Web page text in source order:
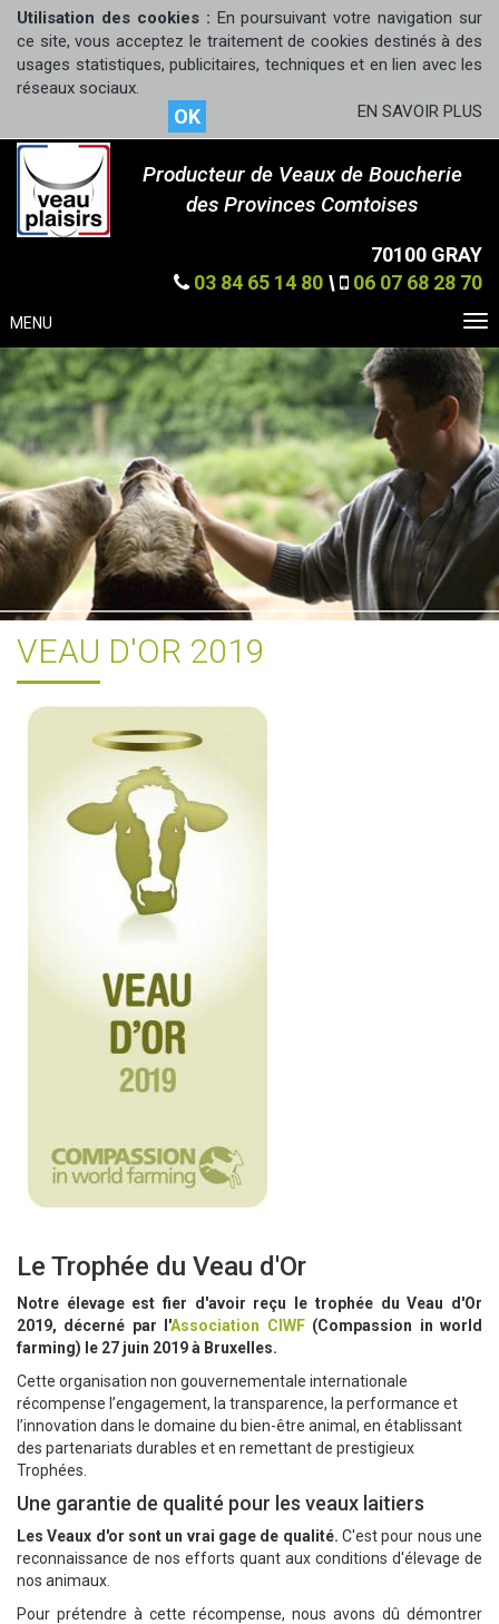
Utilisation des cookies : En poursuivant votre navigation sur
ce site, vous acceptez le traitement de cookies destinés à des
usages statistiques, publicitaires, techniques et en lien avec les
réseaux sociaux.
OK EN SAVOIR PLUS
Producteur de Veaux de Boucherie
des Provinces Comtoises
70100 GRAY
03 84 65 14 80 \ 06 07 68 28 70
MENU
VEAU D'OR 2019
Le Trophée du Veau d'Or
Notre élevage est fier d'avoir reçu le trophée du Veau d'Or
2019, décerné par l'Association CIWF(Compassion in world
farming) le 27 juin 2019 à Bruxelles.
Cette organisation non gouvernementale internationale
récompense l’engagement, la transparence, la performance et
l’innovation dans le domaine du bien-être animal, en établissant
des partenariats durables et en remettant de prestigieux
Trophées.
Une garantie de qualité pour les veaux laitiers
Les Veaux d'or sont un vrai gage de qualité. C'est pour nous une
reconnaissance de nos efforts quant aux conditions d'élevage de
nos animaux.
Pour prétendre à cette récompense, nous avons dû démontrer